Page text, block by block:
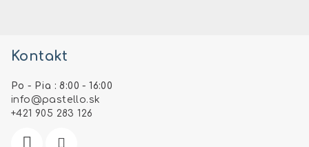
Kontakt
Po - Pia : 8:00 - 16:00
info @pastello.sk
+421 905 283 126